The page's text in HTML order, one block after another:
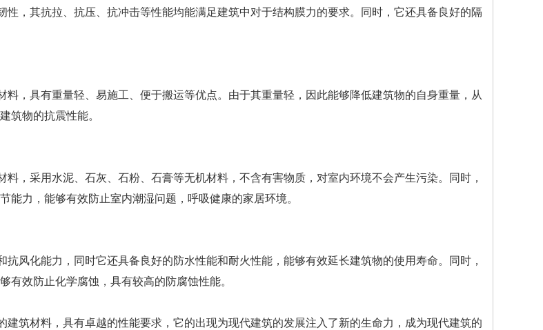
性，其抗拉、抗压、抗冲击等性能均能满足建筑中对于结构膜力的要求。同时，它还具备良好的隔
料，具有重量轻、易施工、便于搬运等优点。由于其重量轻，因此能够降低建筑物的自身重量，从
筑物的抗震性能。
料，采用水泥、石灰、石粉、石膏等无机材料，不含有害物质，对室内环境不会产生污染。同时，
能力，能够有效防止室内潮湿问题，呼吸健康的家居环境。
抗风化能力，同时它还具备良好的防水性能和耐火性能，能够有效延长建筑物的使用寿命。同时，
有效防止化学腐蚀，具有较高的防腐蚀性能。
建筑材料，具有卓越的性能要求，它的出现为现代建筑的发展注入了新的生命力，成为现代建筑的